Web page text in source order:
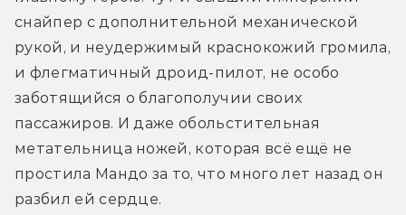
снайпер с дополнительной механической
рукой, и неудержимый краснокожий громила,
и флегматичный дроид-пилот, не особо
заботящийся о благополучии своих
пассажиров. И даже обольстительная
метательница ножей, которая всё ещё не
простила Мандо за то, что много лет назад он
разбил ей сердце.